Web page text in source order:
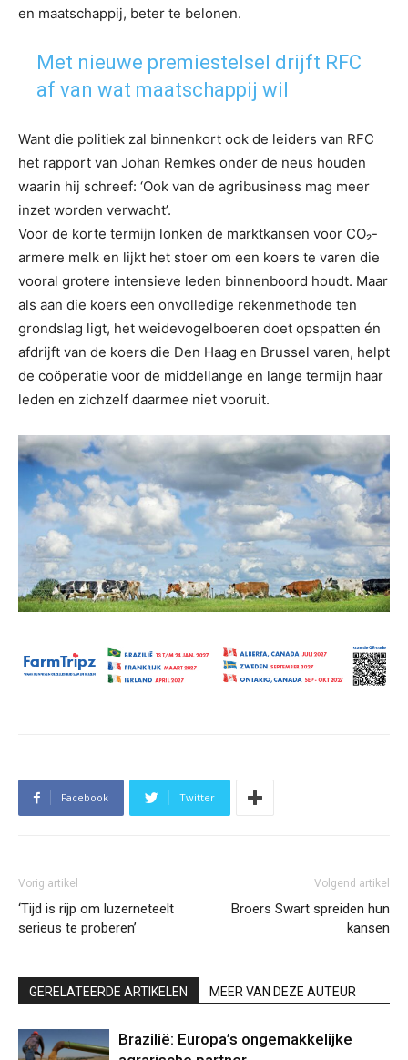
en maatschappij, beter te belonen.
Met nieuwe premiestelsel drijft RFC
af van wat maatschappij wil
Want die politiek zal binnenkort ook de leiders van RFC
het rapport van Johan Remkes onder de neus houden
waarin hij schreef: ‘Ook van de agribusiness mag meer
inzet worden verwacht’.
Voor de korte termijn lonken de marktkansen voor CO₂-
armere melk en lijkt het stoer om een koers te varen die
vooral grotere intensieve leden binnenboord houdt. Maar
als aan die koers een onvolledige rekenmethode ten
grondslag ligt, het weidevogelboeren doet opspatten én
afdrijft van de koers die Den Haag en Brussel varen, helpt
de coöperatie voor de middellange en lange termijn haar
leden en zichzelf daarmee niet vooruit.
Facebook Twitter
Vorig artikel
‘Tijd is rijp om luzerneteelt
serieus te proberen’
Volgend artikel
Broers Swart spreiden hun
kansen
GERELATEERDE ARTIKELEN MEER VAN DEZE AUTEUR
Brazilië: Europa’s ongemakkelijke